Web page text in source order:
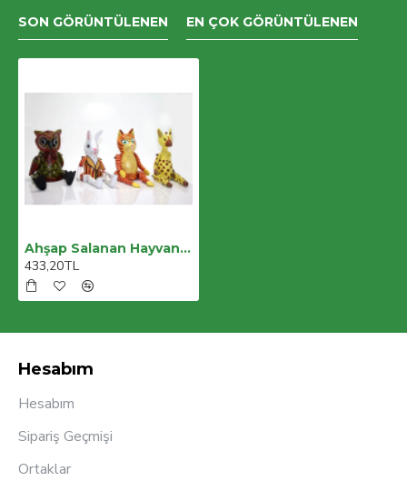
SON GÖRÜNTÜLENEN EN ÇOK GÖRÜNTÜLENEN
Ahşap Salanan Hayvan Figürü No:1
433,20TL
Hesabım
Hesabım
Sipariş Geçmişi
Ortaklar